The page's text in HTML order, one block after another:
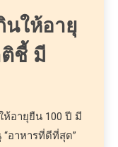
นให้อายุ
ชี้ มี
ห้อายุยืน 100 ปี มี
อาหารที่ดีที่สุด”